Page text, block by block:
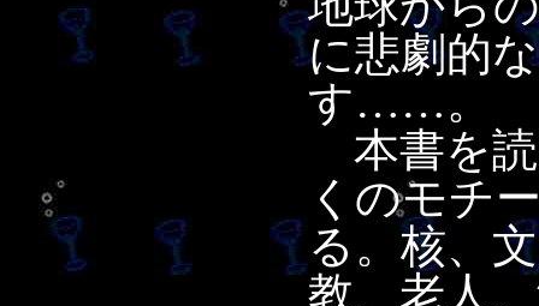
に悲劇的
す……。
本書を
くのモチ
る。核、
教、老人